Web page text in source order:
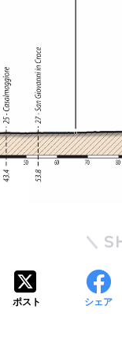
ポスト シェア